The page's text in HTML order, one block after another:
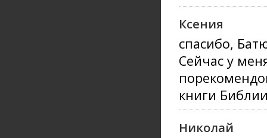
Ксения
спасибо,
Сейчас у
книги
Николай